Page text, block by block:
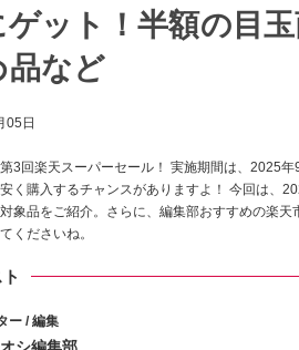
ゲット！半額の目
品など
05日
3回楽天スーパーセール！ 実施期間は、2025
く購入するチャンスがありますよ！ 今回は、
象品をご紹介。さらに、編集部おすすめの楽
くださいね。
ー / 編集
シ編集部